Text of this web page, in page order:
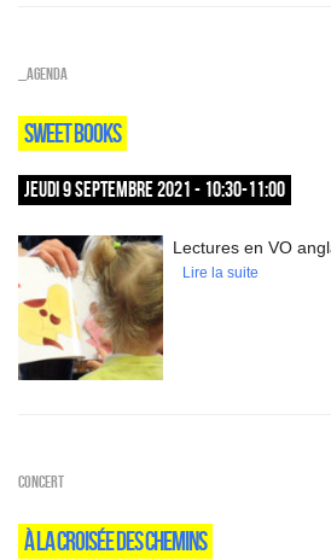
_Agenda
SWEET BOOKS
JEUDI 9 SEPTEMBRE 2021 - 10:30-11:00
Lectures en VO
Lire la suite
Concert
À LA CROISÉE DES CHEMINS